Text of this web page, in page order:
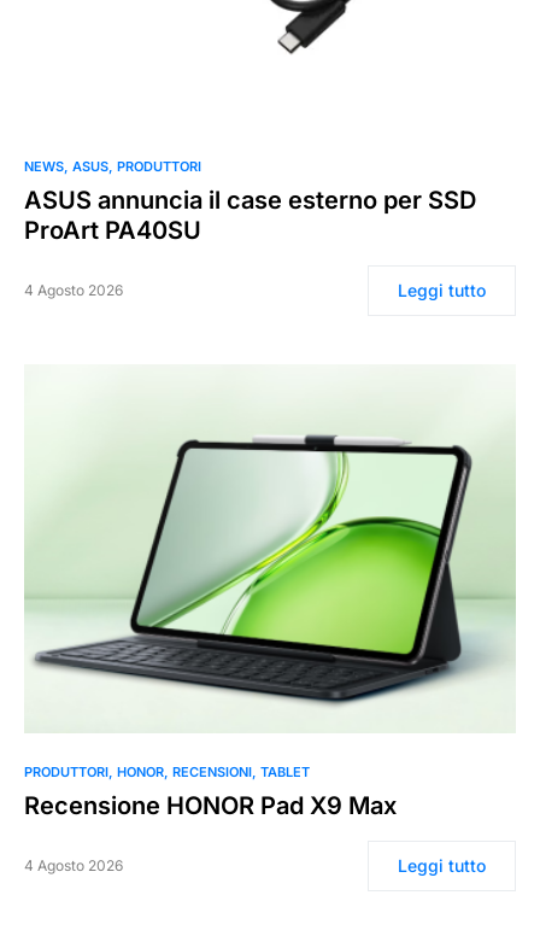
0
NEWS ASUS PRODUTTORI
ASUS annuncia il case esterno per SSD
ProArt PA40SU
4 Agosto 2026 Leggi tutto
0
PRODUTTORI HONOR RECENSIONI TABLET
Recensione HONOR Pad X9 Max
4 Agosto 2026 Leggi tutto